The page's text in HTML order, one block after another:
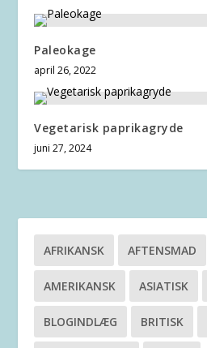
Paleokage
april 26, 2022
Vegetarisk paprikagryde
juni 27, 2024
AFRIKANSK AFTENSMAD
AMERIKANSK ASIATISK
BLOGINDLÆG BRITISK